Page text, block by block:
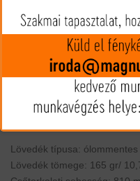
pedig nagy távolságú,
kétszeresére tágul, amely
eredményez így. Ez a
megállítóhatást biztosít,
felesleges
precíz gyártási folyamat
a megbízhatóságot minden
Lövedék típusa: ólommentes
Lövedék tömege: 165 gr/